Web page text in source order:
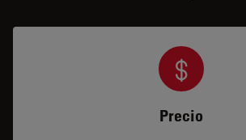
Precio